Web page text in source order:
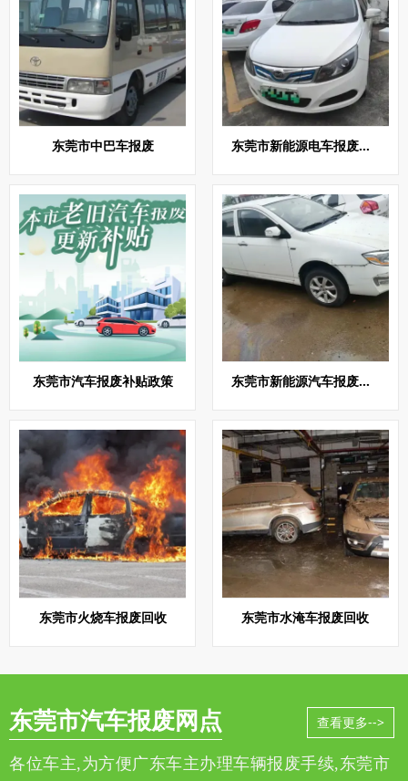
东莞市中巴车报废 东莞市新能源电车报废回收
东莞市汽车报废补贴政策 东莞市新能源汽车报废回收
东莞市火烧车报废回收 东莞市水淹车报废回收
东莞市汽车报废网点 查看更多-->
各位车主,为方便广东车主办理车辆报废手续,东莞市